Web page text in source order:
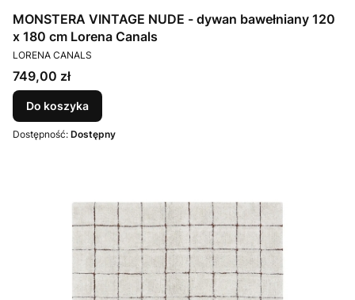
MONSTERA VINTAGE NUDE - dywan bawełniany 120
x 180 cm Lorena Canals
PRODUCENT
LORENA CANALS
Cena
749,00 zł
Do koszyka
Dostępność: Dostępny